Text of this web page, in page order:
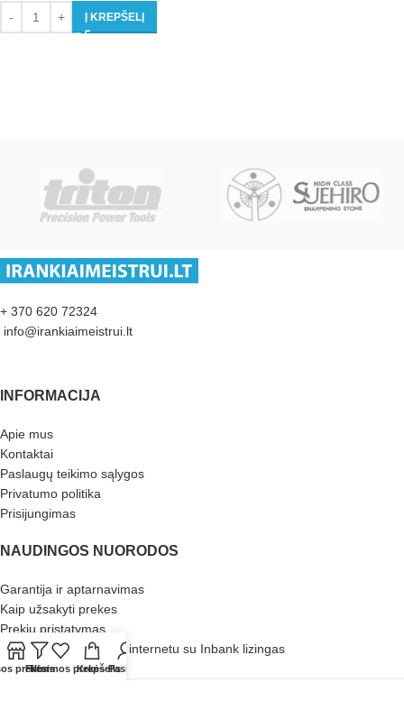
Į KREPŠELĮ
+ 370 620 72324
info@irankiaimeistrui.lt
INFORMACIJA
Apie mus
Kontaktai
Paslaugų teikimo sąlygos
Privatumo politika
Prisijungimas
NAUDINGOS NUORODOS
Garantija ir aptarnavimas
Kaip užsakyti prekes
Prekių pristatymas
Pirkimas išsimokėtinai internetu su Inbank lizingas
Atliekų tvarkymas
prekės
Filters
Norimos prekės
KrepšelisPaskyra